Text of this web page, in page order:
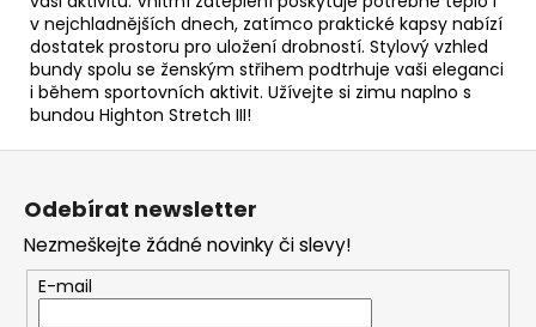
v nejchladnějších dnech, zatímco praktické kapsy nabízí
dostatek prostoru pro uložení drobností. Stylový vzhled
bundy spolu se ženským střihem podtrhuje vaši eleganci
i během sportovních aktivit. Užívejte si zimu naplno s
bundou Highton Stretch III!
Z
Odebírat newsletter
Nezmeškejte žádné novinky či slevy!
E-mail